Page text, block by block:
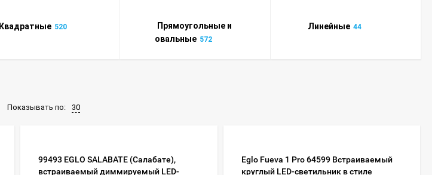
Квадратные 520
Прямоугольные и
овальные 572
Линейные 44
Показывать по: 30
99493 EGLO SALABATE (Салабате),
встраиваемый диммируемый LED-
Eglo Fueva 1 Pro 64599 Встраиваемый
круглый LED-светильник в стиле